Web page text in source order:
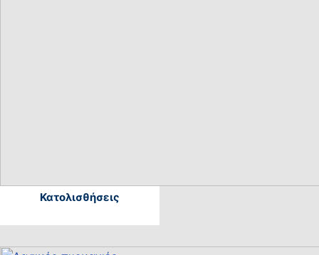
Κατολισθήσεις